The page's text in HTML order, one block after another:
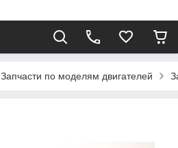
Запчасти по моделям двигателей